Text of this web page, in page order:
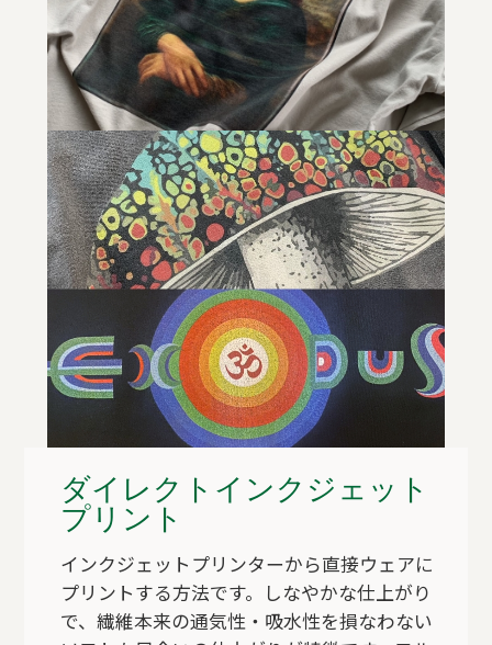
ダイレクトインクジェット
プリント
インクジェットプリンターから直接ウェアに
プリントする方法です。しなやかな仕上がり
で、繊維本来の通気性・吸水性を損なわない